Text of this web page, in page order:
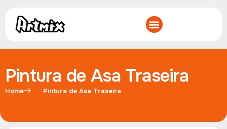
Pintura de Asa Traseira
Home Pintura de Asa Traseira